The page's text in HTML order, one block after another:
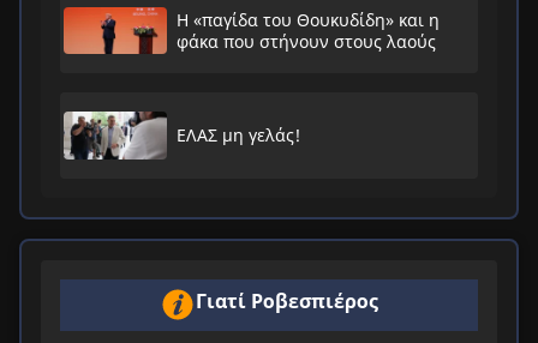
Η «παγίδα του Θουκυδίδη» και η
φάκα που στήνουν στους λαούς
ΕΛΑΣ μη γελάς!
Γιατί Ροβεσπιέρος